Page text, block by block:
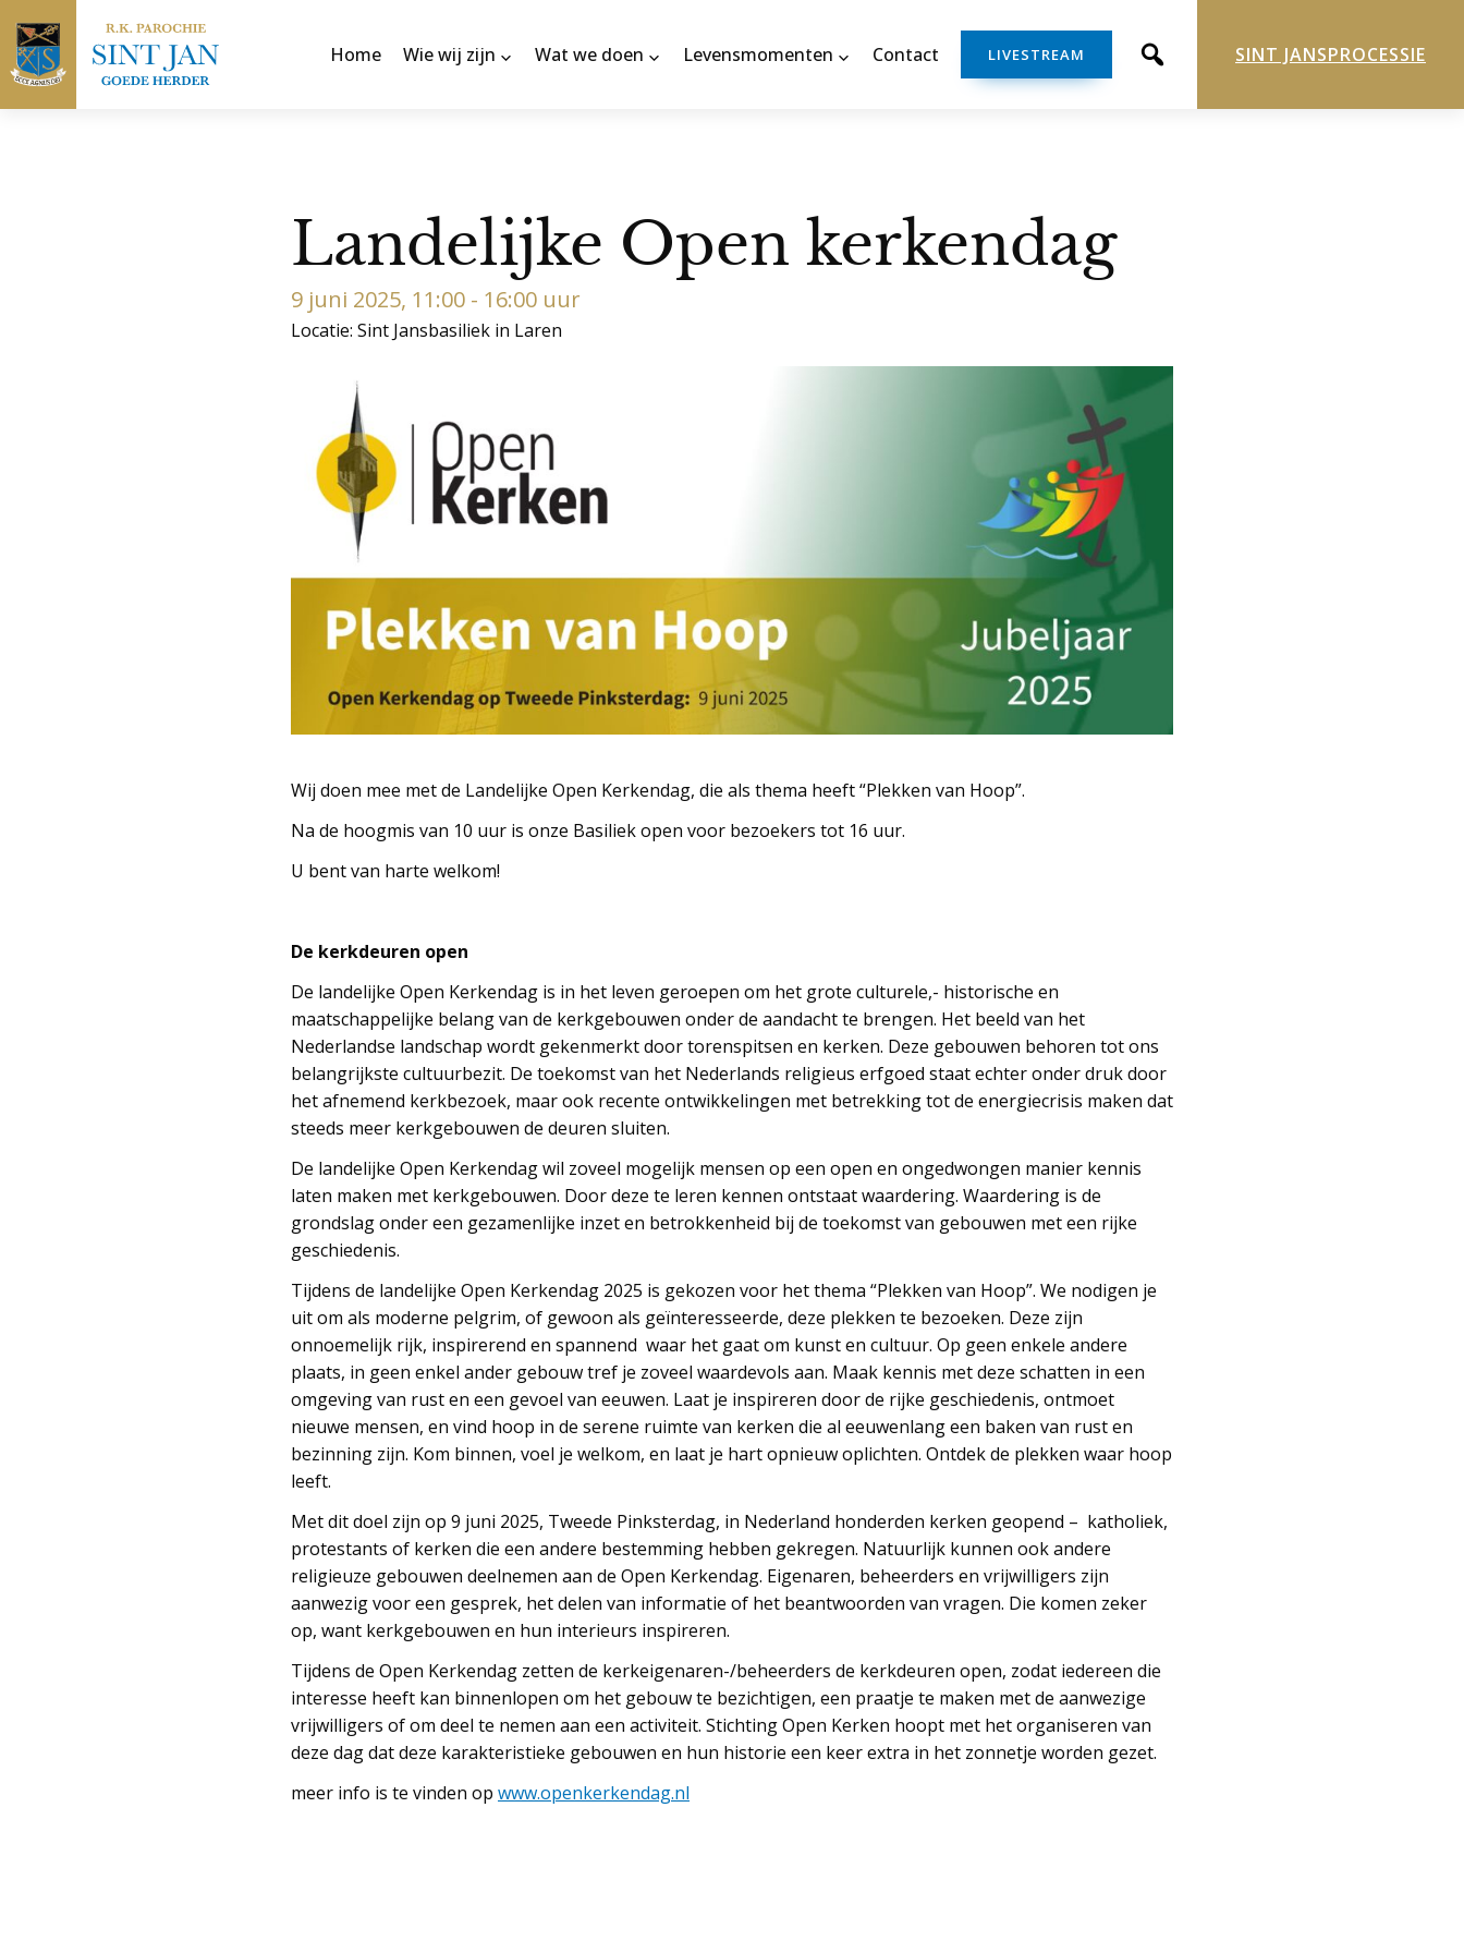
Home Wie wij zijn Wat we doen Levensmomenten Contact LIVESTREAM SINT JANSPROCESSIE
Landelijke Open kerkendag
9 juni 2025, 11:00 - 16:00 uur
Locatie: Sint Jansbasiliek in Laren
Wij doen mee met de Landelijke Open Kerkendag, die als thema heeft “Plekken van Hoop”.
Na de hoogmis van 10 uur is onze Basiliek open voor bezoekers tot 16 uur.
U bent van harte welkom!
De kerkdeuren open
De landelijke Open Kerkendag is in het leven geroepen om het grote culturele,- historische en
maatschappelijke belang van de kerkgebouwen onder de aandacht te brengen. Het beeld van het
Nederlandse landschap wordt gekenmerkt door torenspitsen en kerken. Deze gebouwen behoren tot ons
belangrijkste cultuurbezit. De toekomst van het Nederlands religieus erfgoed staat echter onder druk door
het afnemend kerkbezoek, maar ook recente ontwikkelingen met betrekking tot de energiecrisis maken dat
steeds meer kerkgebouwen de deuren sluiten.
De landelijke Open Kerkendag wil zoveel mogelijk mensen op een open en ongedwongen manier kennis
laten maken met kerkgebouwen. Door deze te leren kennen ontstaat waardering. Waardering is de
grondslag onder een gezamenlijke inzet en betrokkenheid bij de toekomst van gebouwen met een rijke
geschiedenis.
Tijdens de landelijke Open Kerkendag 2025 is gekozen voor het thema “Plekken van Hoop”. We nodigen je
uit om als moderne pelgrim, of gewoon als geïnteresseerde, deze plekken te bezoeken. Deze zijn
onnoemelijk rijk, inspirerend en spannend waar het gaat om kunst en cultuur. Op geen enkele andere
plaats, in geen enkel ander gebouw tref je zoveel waardevols aan. Maak kennis met deze schatten in een
omgeving van rust en een gevoel van eeuwen. Laat je inspireren door de rijke geschiedenis, ontmoet
nieuwe mensen, en vind hoop in de serene ruimte van kerken die al eeuwenlang een baken van rust en
bezinning zijn. Kom binnen, voel je welkom, en laat je hart opnieuw oplichten. Ontdek de plekken waar hoop
leeft.
Met dit doel zijn op 9 juni 2025, Tweede Pinksterdag, in Nederland honderden kerken geopend – katholiek,
protestants of kerken die een andere bestemming hebben gekregen. Natuurlijk kunnen ook andere
religieuze gebouwen deelnemen aan de Open Kerkendag. Eigenaren, beheerders en vrijwilligers zijn
aanwezig voor een gesprek, het delen van informatie of het beantwoorden van vragen. Die komen zeker
op, want kerkgebouwen en hun interieurs inspireren.
Tijdens de Open Kerkendag zetten de kerkeigenaren-/beheerders de kerkdeuren open, zodat iedereen die
interesse heeft kan binnenlopen om het gebouw te bezichtigen, een praatje te maken met de aanwezige
vrijwilligers of om deel te nemen aan een activiteit. Stichting Open Kerken hoopt met het organiseren van
deze dag dat deze karakteristieke gebouwen en hun historie een keer extra in het zonnetje worden gezet.
meer info is te vinden op www.openkerkendag.nl